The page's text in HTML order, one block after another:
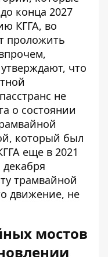
конца 2027
КГГА, во
проложить
что
не
о состоянии
который был
еще в 2021
трамвайной
движение, не
мостов